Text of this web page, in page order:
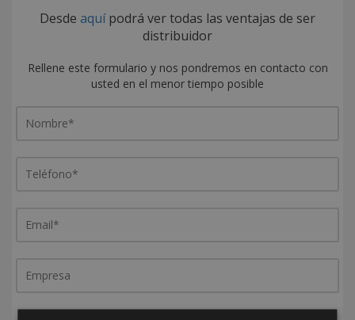
Desde aquípodrá ver todas las ventajas de ser
distribuidor
Rellene este formulario y nos pondremos en contacto con
usted en el menor tiempo posible